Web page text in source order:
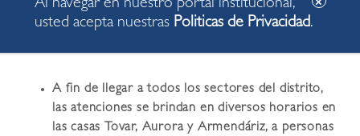
A fin de llegar a todos los sectores del distrito,
las atenciones se brindan en diversos horarios en
las casas Tovar, Aurora y Armendáriz, a personas
Al navegar en nuestro portal institucional,
usted acepta nuestras Politicas de Privacidad.